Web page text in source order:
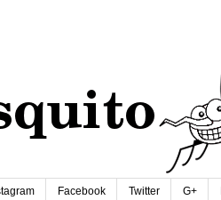
Facebook Twitter G+